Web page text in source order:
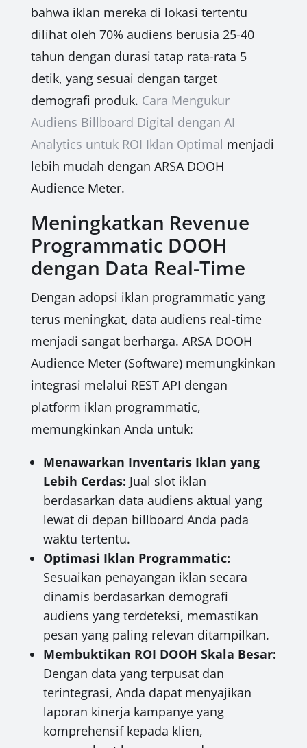
bahwa iklan mereka di lokasi tertentu
dilihat oleh 70% audiens berusia 25-40
tahun dengan durasi tatap rata-rata 5
detik, yang sesuai dengan target
demografi produk. Cara Mengukur
Audiens Billboard Digital dengan AI
Analytics untuk ROI Iklan Optimal menjadi
lebih mudah dengan ARSA DOOH
Audience Meter.
Meningkatkan Revenue
Programmatic DOOH
dengan Data Real-Time
Dengan adopsi iklan programmatic yang
terus meningkat, data audiens real-time
menjadi sangat berharga. ARSA DOOH
Audience Meter (Software) memungkinkan
integrasi melalui REST API dengan
platform iklan programmatic,
memungkinkan Anda untuk:
Menawarkan Inventaris Iklan yang
Lebih Cerdas: Jual slot iklan
berdasarkan data audiens aktual yang
lewat di depan billboard Anda pada
waktu tertentu.
Optimasi Iklan Programmatic:
Sesuaikan penayangan iklan secara
dinamis berdasarkan demografi
audiens yang terdeteksi, memastikan
pesan yang paling relevan ditampilkan.
Membuktikan ROI DOOH Skala Besar:
Dengan data yang terpusat dan
terintegrasi, Anda dapat menyajikan
laporan kinerja kampanye yang
komprehensif kepada klien,